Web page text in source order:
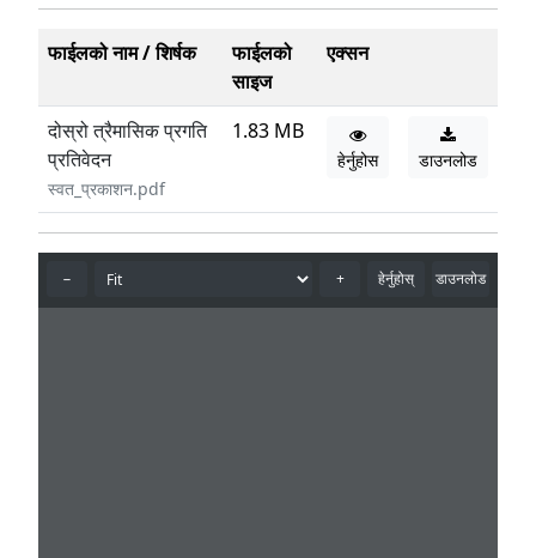
फाईलको नाम / शिर्षक
फाईलको
साइज
एक्सन
दोस्रो त्रैमासिक प्रगति
प्रतिवेदन
स्वत_प्रकाशन.pdf
1.83 MB
हेर्नुहोस डाउनलोड